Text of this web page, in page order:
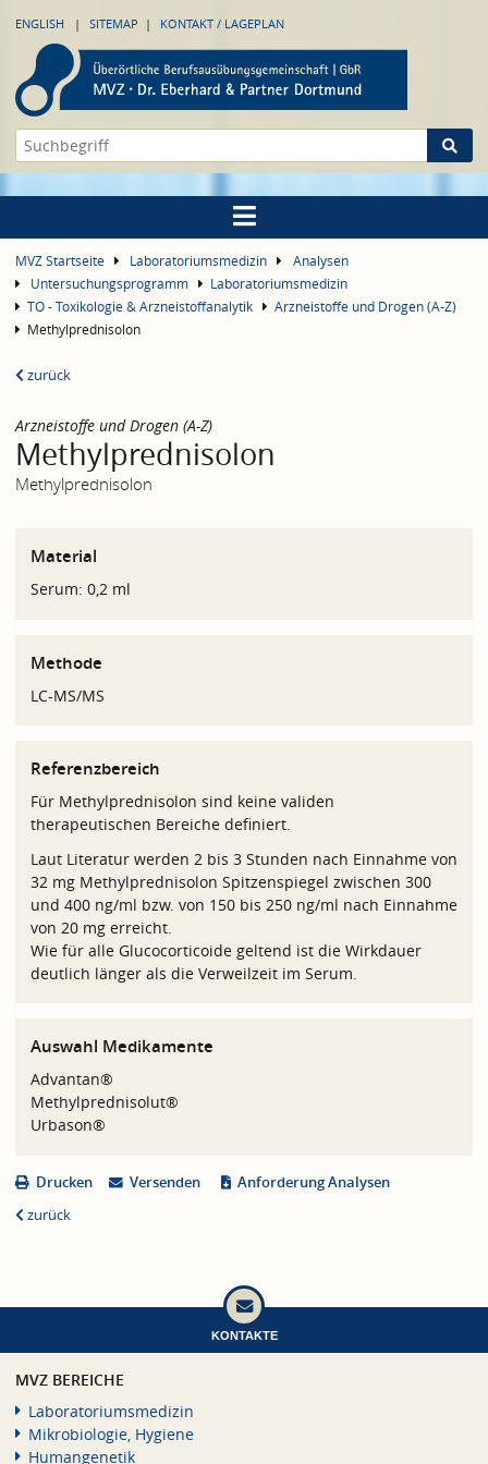
ENGLISH SITEMAP KONTAKT / LAGEPLAN
MVZ Startseite Laboratoriumsmedizin
Analysen
Untersuchungsprogramm
Laboratoriumsmedizin
TO - Toxikologie & Arzneistoffanalytik
Arzneistoffe und Drogen (A-Z)
Methylprednisolon
zurück
Arzneistoffe und Drogen (A-Z)
Methylprednisolon
Methylprednisolon
Material
Serum: 0,2 ml
Methode
LC-MS/MS
Referenzbereich
Für Methylprednisolon sind keine validen
therapeutischen Bereiche definiert.
Laut Literatur werden 2 bis 3 Stunden nach Einnahme von
32 mg Methylprednisolon Spitzenspiegel zwischen 300
und 400 ng/ml bzw. von 150 bis 250 ng/ml nach Einnahme
von 20 mg erreicht.
Wie für alle Glucocorticoide geltend ist die Wirkdauer
deutlich länger als die Verweilzeit im Serum.
Auswahl Medikamente
Advantan®
Methylprednisolut®
Urbason®
Drucken Versenden
Anforderung Analysen
zurück
KONTAKTE
MVZ BEREICHE
Laboratoriumsmedizin
Mikrobiologie, Hygiene
Humangenetik